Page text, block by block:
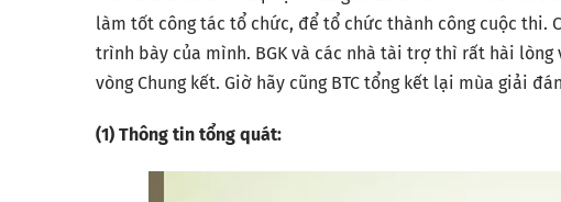
làm tốt công tác tổ chức, để tổ chức thành công cuộc thi.
trình bày của mình. BGK và các nhà tài trợ thì rất hài
vòng Chung kết. Giờ hãy cũng BTC tổng kết lại mùa giải
(1) Thông tin tổng quát: